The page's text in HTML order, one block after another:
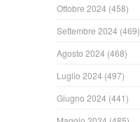
Ottobre 2024 (458)
Settembre 2024 (469)
Agosto 2024 (468)
Luglio 2024 (497)
Giugno 2024 (441)